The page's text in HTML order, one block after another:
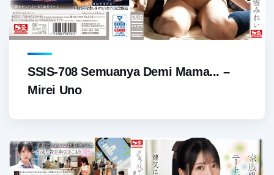
SSIS-708 Semuanya Demi Mama... –
Mirei Uno